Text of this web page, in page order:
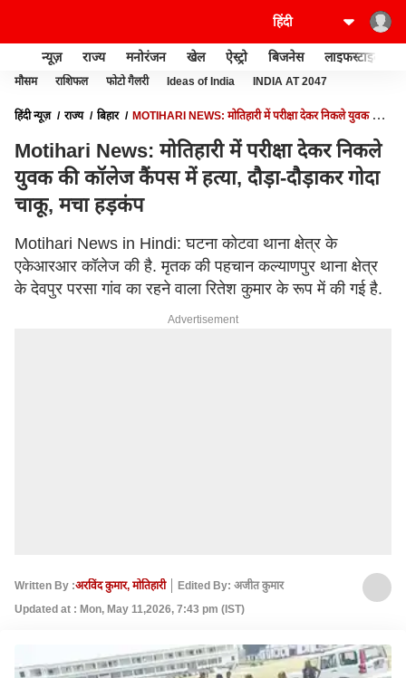
न्यूज़ राज्य मनोरंजन खेल ऐस्ट्रो बिजनेस लाइफस्टाइल
मौसम राशिफल फोटो गैलरी Ideas of India INDIA AT 2047
हिंदी न्यूज़ राज्य बिहार
MOTIHARI NEWS: मोतिहारी में परीक्षा देकर निकले युवक की
Motihari News: मोतिहारी में परीक्षा देकर निकले
युवक की कॉलेज कैंपस में हत्या, दौड़ा-दौड़ाकर गोदा
चाकू, मचा हड़कंप
Motihari News in Hindi: घटना कोटवा थाना क्षेत्र के
एकेआरआर कॉलेज की है. मृतक की पहचान कल्याणपुर थाना क्षेत्र
के देवपुर परसा गांव का रहने वाला रितेश कुमार के रूप में की गई है.
Advertisement
Written By :अरविंद कुमार, मोतिहारी
Edited By: अजीत कुमार
Updated at : Mon, May 11,2026, 7:43 pm (IST)